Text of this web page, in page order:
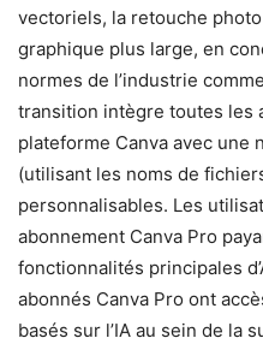
vectoriels, la retouche
graphique plus large, en
normes de l’industrie
transition intègre toutes les
plateforme Canva avec une
(utilisant les noms de
personnalisables. Les
abonnement Canva Pro
fonctionnalités principales
abonnés Canva Pro ont
basés sur l’IA au sein de la